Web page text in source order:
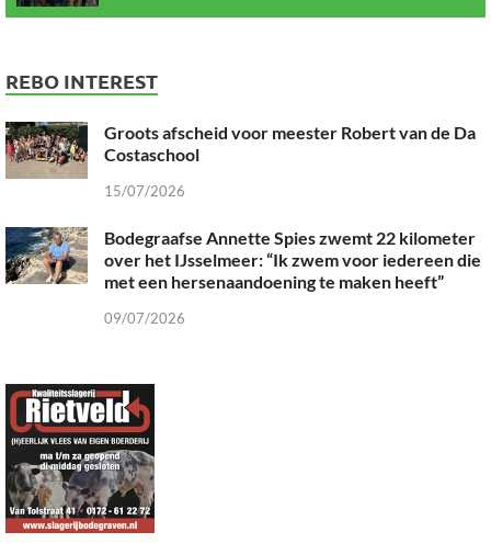
REBO INTEREST
Groots afscheid voor meester Robert van de Da
Costaschool
15/07/2026
Bodegraafse Annette Spies zwemt 22 kilometer
over het IJsselmeer: “Ik zwem voor iedereen die
met een hersenaandoening te maken heeft”
09/07/2026